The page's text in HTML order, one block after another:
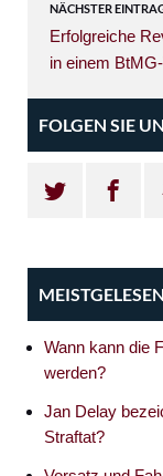
NÄCHSTER
Erfolgreiche
in einem
FOLGEN SIE
MEISTGELESEN
Wann kann die
werden?
Jan Delay
Straftat?